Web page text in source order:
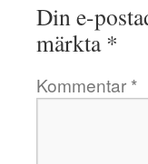
Din e-
märkta *
Kommentar *